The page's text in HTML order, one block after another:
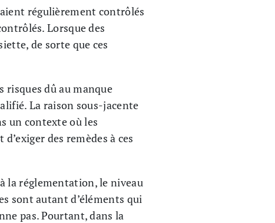
régulièrement contrôlés
Lorsque des
de sorte que ces
risques dû au manque
La raison sous-jacente
un contexte où les
des remèdes à ces
la réglementation, le niveau
sont autant d’éléments qui
pas. Pourtant, dans la